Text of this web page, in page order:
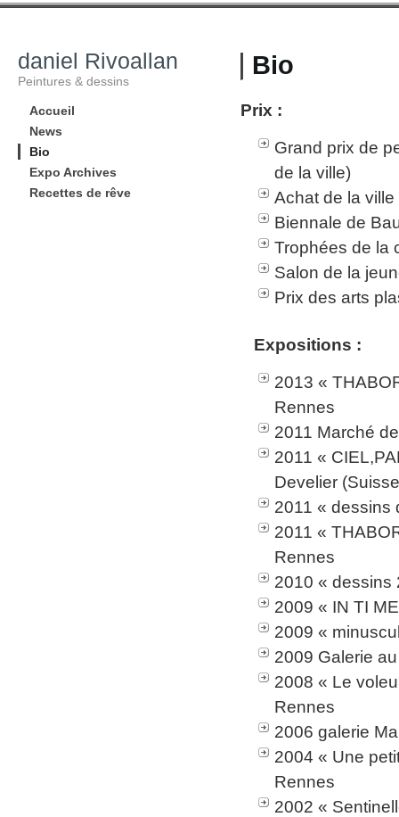
daniel Rivoallan
Peintures & dessins
Accueil
News
Bio
Expo Archives
Recettes de rêve
Bio
Prix :
Grand prix de
de la ville)
Achat de la
Biennale de
Trophées de la
Salon de la
Prix des arts
Expositions :
2013 «
Rennes
2011 Marché
2011 «
Develier
2011 « dessins
2011 «
Rennes
2010 « dessins
2009 « IN TI
2009 «
2009 Galerie
2008 « Le
Rennes
2006 galerie
2004 « Une
Rennes
2002 «